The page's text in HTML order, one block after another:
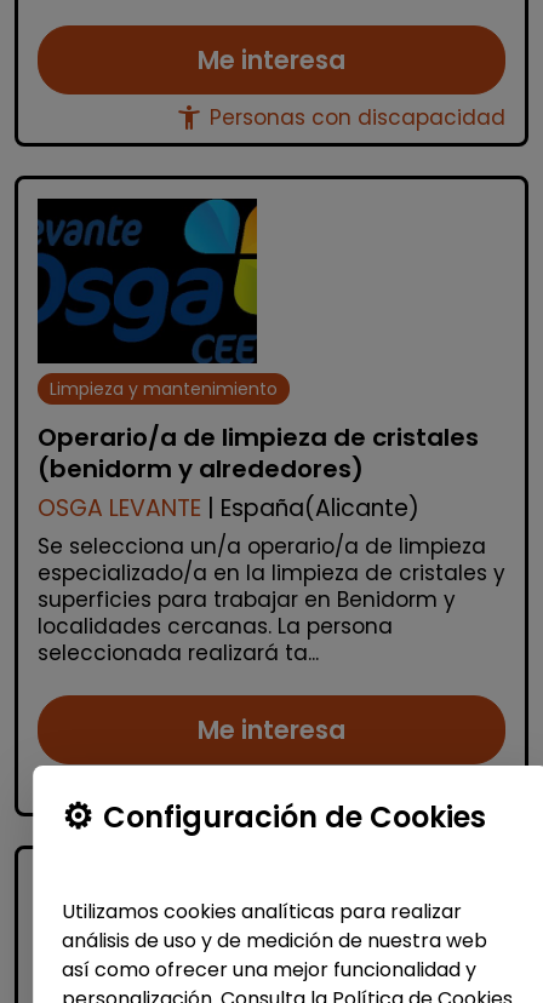
Me interesa
accessibility_new Personas con discapacidad
Limpieza y mantenimiento
Operario/a de limpieza de cristales
(benidorm y alrededores)
OSGA LEVANTE | España(Alicante)
Se selecciona un/a operario/a de limpieza
especializado/a en la limpieza de cristales y
superficies para trabajar en Benidorm y
localidades cercanas. La persona
seleccionada realizará ta...
Me interesa
Configuración de Cookies
Utilizamos cookies analíticas para realizar
análisis de uso y de medición de nuestra web
así como ofrecer una mejor funcionalidad y